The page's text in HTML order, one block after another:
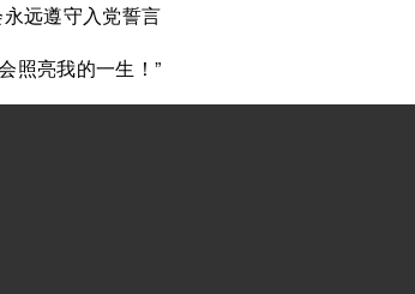
永远遵守入党誓言
照亮我的一生！”